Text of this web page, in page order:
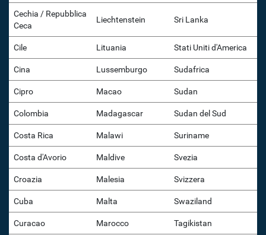
Cechia / Repubblica
Ceca
Liechtenstein Sri Lanka
Cile Lituania Stati Uniti d'America
Cina Lussemburgo Sudafrica
Cipro Macao Sudan
Colombia Madagascar Sudan del Sud
Costa Rica Malawi Suriname
Costa d'Avorio Maldive Svezia
Croazia Malesia Svizzera
Cuba Malta Swaziland
Curacao Marocco Tagikistan